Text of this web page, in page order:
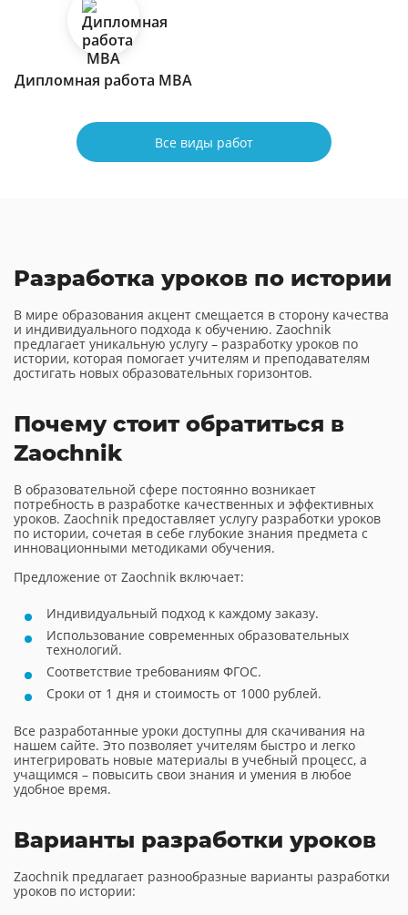
Дипломная работа МВА
Все виды работ
Разработка уроков по истории
В мире образования акцент смещается в сторону качества
и индивидуального подхода к обучению. Zaochnik
предлагает уникальную услугу – разработку уроков по
истории, которая помогает учителям и преподавателям
достигать новых образовательных горизонтов.
Почему стоит обратиться в
Zaochnik
В образовательной сфере постоянно возникает
потребность в разработке качественных и эффективных
уроков. Zaochnik предоставляет услугу разработки уроков
по истории, сочетая в себе глубокие знания предмета с
инновационными методиками обучения.
Предложение от Zaochnik включает:
Индивидуальный подход к каждому заказу.
Использование современных образовательных
технологий.
Соответствие требованиям ФГОС.
Сроки от 1 дня и стоимость от 1000 рублей.
Все разработанные уроки доступны для скачивания на
нашем сайте. Это позволяет учителям быстро и легко
интегрировать новые материалы в учебный процесс, а
учащимся – повысить свои знания и умения в любое
удобное время.
Варианты разработки уроков
Zaochnik предлагает разнообразные варианты разработки
уроков по истории: